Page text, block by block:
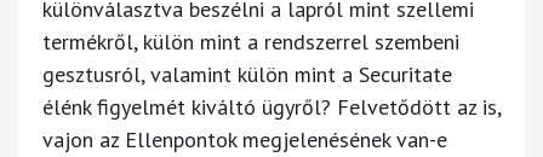
különválasztva beszélni a lapról mint szellemi
termékről, külön mint a rendszerrel szembeni
gesztusról, valamint külön mint a Securitate
élénk figyelmét kiváltó ügyről? Felvetődött az is,
vajon az Ellenpontok megjelenésének van-e